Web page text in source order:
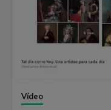
Vídeo